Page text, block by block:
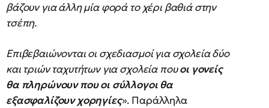
βάζουν για άλλη μία φορά το χέρι βαθιά στην
τσέπη.
Επιβεβαιώνονται οι σχεδιασμοί για σχολεία δύο
και τριών ταχυτήτων για σχολεία πουοι γονείς
θα πληρώνουν που οι σύλλογοι θα
εξασφαλίζουν χορηγίες». Παράλληλα